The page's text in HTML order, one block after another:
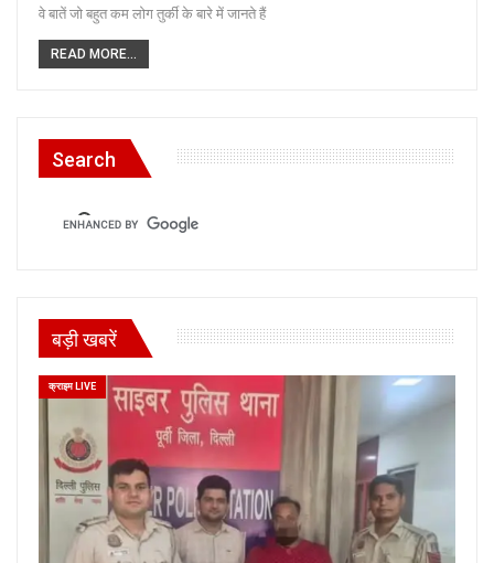
वे बातें जो बहुत कम लोग तुर्की के बारे में जानते हैं
READ MORE...
Search
बड़ी खबरें
क्राइम LIVE